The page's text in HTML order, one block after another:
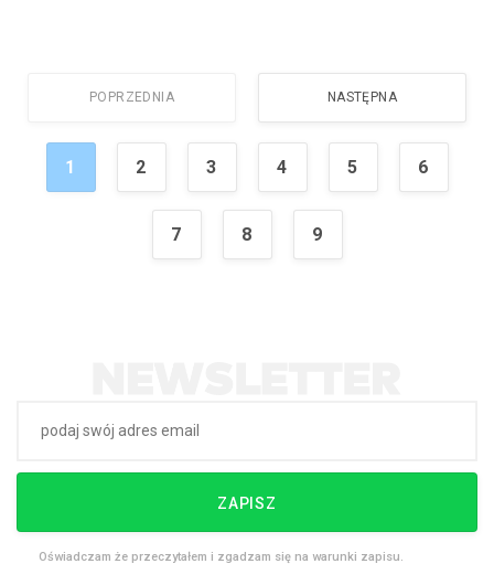
POPRZEDNIA NASTĘPNA
1 2 3 4 5 6
7 8 9
ZAPISZ
Oświadczam że przeczytałem i zgadzam się na warunki zapisu.